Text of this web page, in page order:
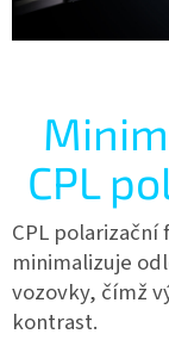
CPL
CPL
minimalizuje
vozovky, čímž
kontrast.